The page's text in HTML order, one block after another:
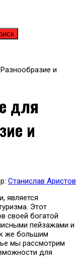
и
для
и
Станислав Аристов
является
Этот
своей богатой
пейзажами и
же большим
мы рассмотрим
для